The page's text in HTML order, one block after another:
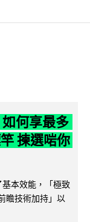
何享最多
揀選啱你
本效能，「極致
瞻技術加持」以